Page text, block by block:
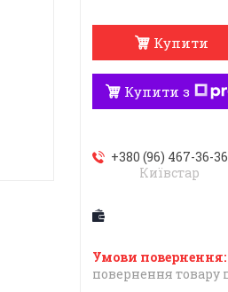
Купити
Купити з
+380 (96) 467-36-36
Київстар
повернення товару